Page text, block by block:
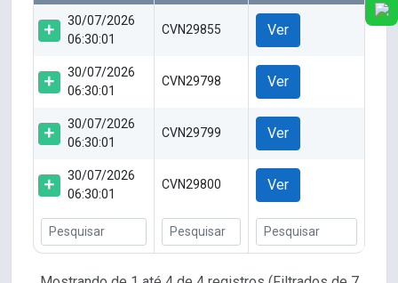
30/07/2026
06:30:01
CVN29855 Ver
30/07/2026
06:30:01
CVN29798 Ver
30/07/2026
06:30:01
CVN29799 Ver
30/07/2026
06:30:01
CVN29800 Ver